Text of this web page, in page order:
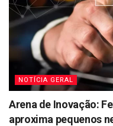
NOTÍCIA GERAL
Arena de Inovação:
aproxima pequenos